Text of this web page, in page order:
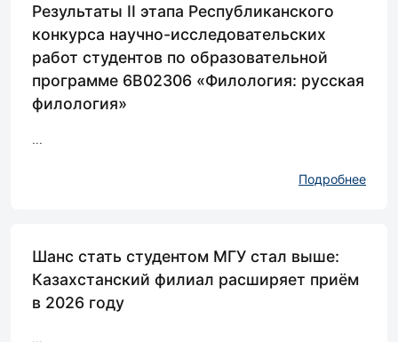
Результаты II этапа Республиканского
конкурса научно-исследовательских
работ студентов по образовательной
программе 6В02306 «Филология: русская
филология»
...
Подробнее
Шанс стать студентом МГУ стал выше:
Казахстанский филиал расширяет приём
в 2026 году
...